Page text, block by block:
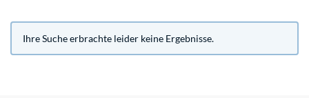
Ihre Suche erbrachte leider keine Ergebnisse.